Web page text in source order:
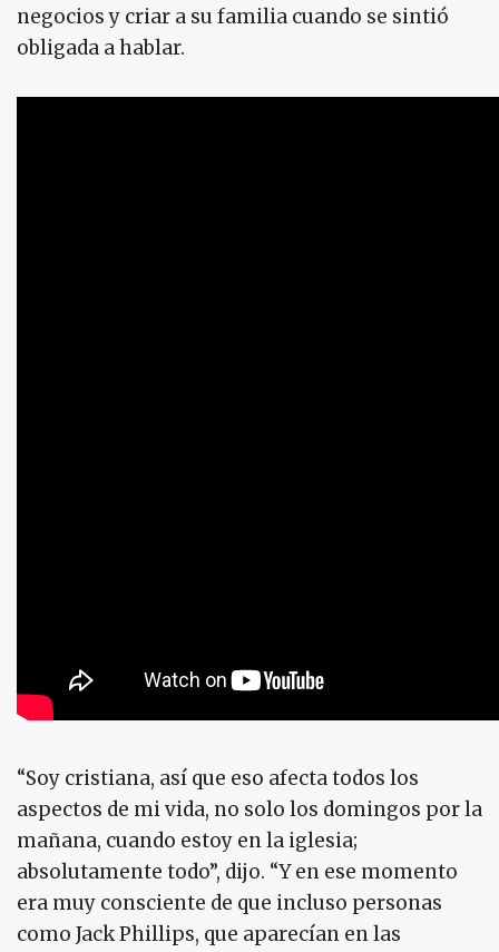
negocios y criar a su familia cuando se sintió
obligada a hablar.
“Soy cristiana, así que eso afecta todos los
aspectos de mi vida, no solo los domingos por la
mañana, cuando estoy en la iglesia;
absolutamente todo”, dijo. “Y en ese momento
era muy consciente de que incluso personas
como Jack Phillips, que aparecían en las